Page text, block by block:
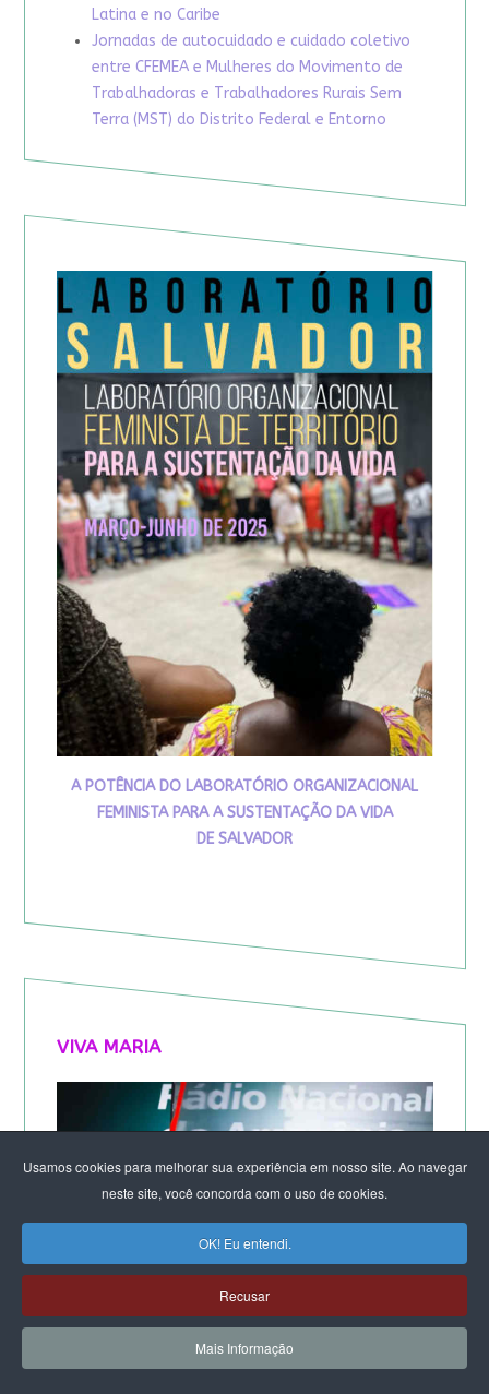
Usamos cookies para melhorar sua experiência em nosso site. Ao navegar
neste site, você concorda com o uso de cookies.
OK! Eu entendi.
Recusar
Mais Informação
Latina e no Caribe
Jornadas de autocuidado e cuidado coletivo
entre CFEMEA e Mulheres do Movimento de
Trabalhadoras e Trabalhadores Rurais Sem
Terra (MST) do Distrito Federal e Entorno
A POTÊNCIA DO LABORATÓRIO ORGANIZACIONAL
FEMINISTA PARA A SUSTENTAÇÃO DA VIDA
DE SALVADOR
VIVA MARIA